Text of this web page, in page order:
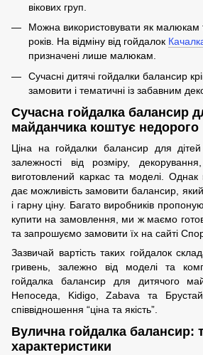
вікових груп.
Можна використовувати як малюкам
років. На відміну від гойдалок
призначені лише малюкам.
Сучасні дитячі гойдалки балансир
замовити і тематичні із забавним
Сучасна гойдалка балансир
майданчика коштує недорого
Ціна на гойдалки балансир для
залежності від розміру,
виготовлений каркас та моделі. Однак
дає можливість замовити балансир, який
і гарну ціну. Багато виробників
купити на замовлення, ми ж маємо
та запрошуємо замовити їх на сайті
Зазвичай вартість таких гойдалок
гривень, залежно від моделі та
гойдалка балансир для дитячого
Непоседа, Kidigo, Zabava та
співвідношення “ціна та якість”.
Вулична гойдалка балансир:
характеристики